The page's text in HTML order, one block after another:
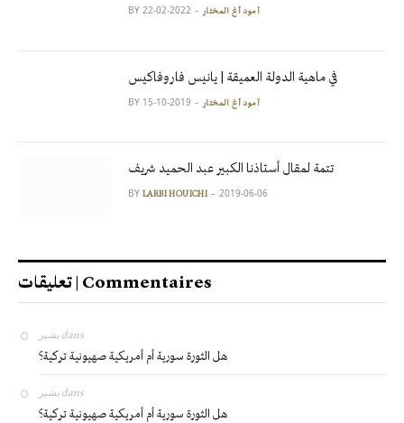
BY آمود أغ المختار 2022-02-22
في ماهية الدولة العميقة | يانيس فاروفاكيس
BY آمود أغ المختار 2019-10-15
تتمة لمقال أستاذنا الكبير عبد الحميد شريف
BY LARBI HOUICHI 2019-06-06
تعليقات | Commentaires
بشير dans
هل الثورة سورية أم أمريكية صهيونية تركية؟
بشير dans
هل الثورة سورية أم أمريكية صهيونية تركية؟